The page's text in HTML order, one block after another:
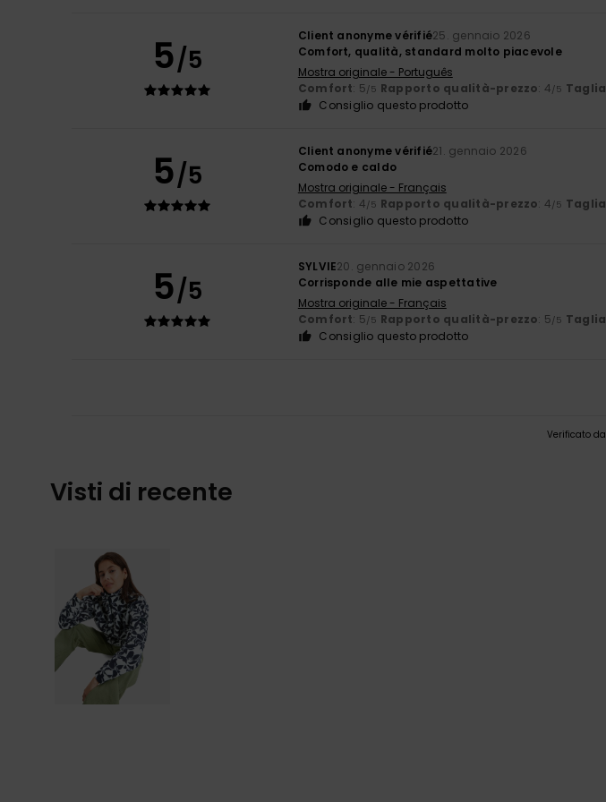
5/5
Client anonyme vérifié25. gennaio 2026
Comfort, qualità, standard molto piacevole
Mostra originale - Português
Comfort: 5/5 Rapporto qualità-prezzo: 4/5 Taglia
Consiglio questo prodotto
5/5
Client anonyme vérifié21. gennaio 2026
Comodo e caldo
Mostra originale - Français
Comfort: 4/5 Rapporto qualità-prezzo: 4/5 Taglia
Consiglio questo prodotto
5/5
SYLVIE20. gennaio 2026
Corrisponde alle mie aspettative
Mostra originale - Français
Comfort: 5/5 Rapporto qualità-prezzo: 5/5 Taglia
Consiglio questo prodotto
Verificato da
Visti di recente